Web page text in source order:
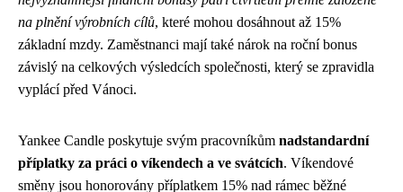
na plnění výrobních cílů, které mohou dosáhnout až 15%
základní mzdy. Zaměstnanci mají také nárok na roční bonus
závislý na celkových výsledcích společnosti, který se zpravidla
vyplácí před Vánoci.
Yankee Candle poskytuje svým pracovníkům nadstandardní
příplatky za práci o víkendech a ve svátcích. Víkendové
směny jsou honorovány příplatkem 15% nad rámec běžné